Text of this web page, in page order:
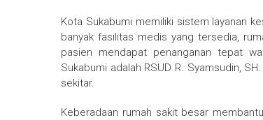
Kota Sukabumi memiliki sistem layanan
banyak fasilitas medis yang tersedia,
pasien mendapat penanganan tepat
Sukabumi adalah RSUD R. Syamsudin, SH
sekitar.
Keberadaan rumah sakit besar